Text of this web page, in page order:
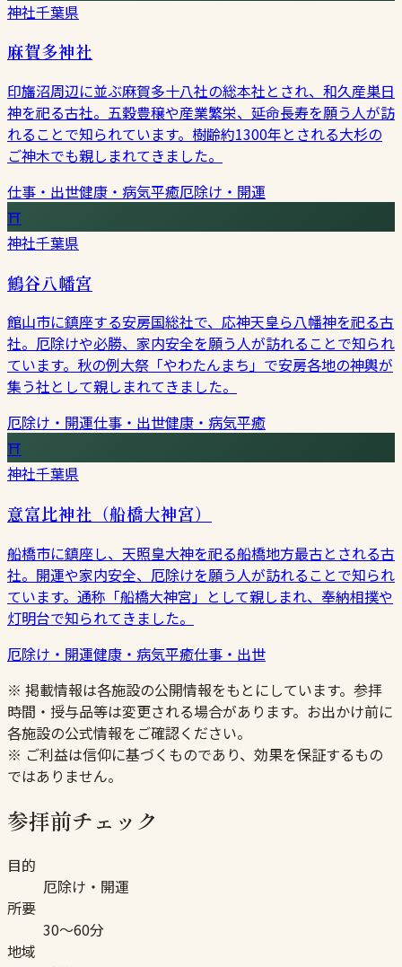
神社千葉県
麻賀多神社
印旛沼周辺に並ぶ麻賀多十八社の総本社とされ、和久産巣日
神を祀る古社。五穀豊穣や産業繁栄、延命長寿を願う人が訪
れることで知られています。樹齢約1300年とされる大杉の
ご神木でも親しまれてきました。
仕事・出世健康・病気平癒厄除け・開運
⛩
神社千葉県
鶴谷八幡宮
館山市に鎮座する安房国総社で、応神天皇ら八幡神を祀る古
社。厄除けや必勝、家内安全を願う人が訪れることで知られ
ています。秋の例大祭「やわたんまち」で安房各地の神輿が
集う社として親しまれてきました。
厄除け・開運仕事・出世健康・病気平癒
⛩
神社千葉県
意富比神社（船橋大神宮）
船橋市に鎮座し、天照皇大神を祀る船橋地方最古とされる古
社。開運や家内安全、厄除けを願う人が訪れることで知られ
ています。通称「船橋大神宮」として親しまれ、奉納相撲や
灯明台で知られてきました。
厄除け・開運健康・病気平癒仕事・出世
※ 掲載情報は各施設の公開情報をもとにしています。参拝
時間・授与品等は変更される場合があります。お出かけ前に
各施設の公式情報をご確認ください。
※ ご利益は信仰に基づくものであり、効果を保証するもの
ではありません。
参拝前チェック
目的
厄除け・開運
所要
30〜60分
地域